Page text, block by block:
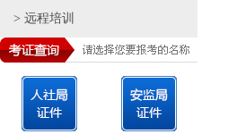
> 远程培训